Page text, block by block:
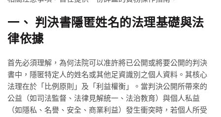
一、 判決書隱匿姓名的法理基礎與法
律依據
首先必須理解，為何法院可以准許將已公開或將要公開的判決
書中，隱匿特定人的姓名或其他足資識別之個人資料。其核心
法理在於「比例原則」及「利益權衡」。當判決公開所帶來的
公益（如司法監督、法律見解統一、法治教育）與個人私益
（如隱私、名譽、安全、商業利益）發生衝突時，若個人所受